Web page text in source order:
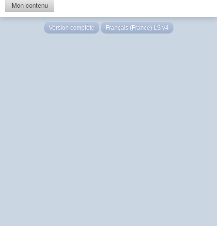
Mon contenu
Version complète Français (France) LS v4